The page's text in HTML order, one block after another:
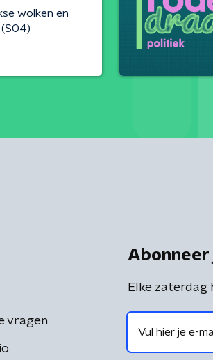
wolken en
vragen
Abonneer
Elke zaterdag